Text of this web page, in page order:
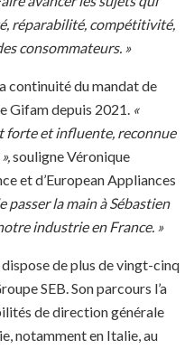
réparabilité, compétitivité,
consommateurs. »
continuité du mandat de
Gifam depuis 2021. «
forte et influente, reconnue
souligne Véronique
et d’European Appliances
passer la main à Sébastien
industrie en France. »
de plus de vingt-cinq
SEB. Son parcours l’a
de direction générale
notamment en Italie, au